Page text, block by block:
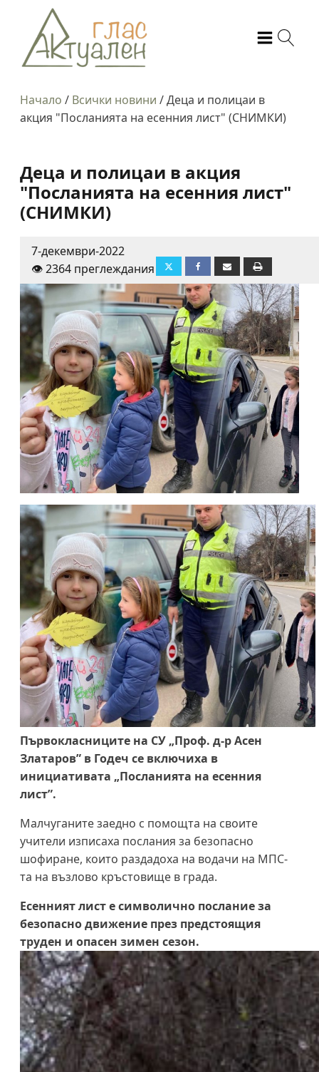
Начало / Всички новини /Деца и полицаи в
акция "Посланията на есенния лист" (СНИМКИ)
Деца и полицаи в акция
"Посланията на есенния лист"
(СНИМКИ)
7-декември-2022
👁️ 2364 преглеждания
Първокласниците на СУ „Проф. д-р Асен
Златаров” в Годеч се включиха в
инициативата „Посланията на есенния
лист”.
Малчуганите заедно с помощта на своите
учители изписаха послания за безопасно
шофиране, които раздадоха на водачи на МПС-
та на възлово кръстовище в града.
Есенният лист е символично послание за
безопасно движение през предстоящия
труден и опасен зимен сезон.